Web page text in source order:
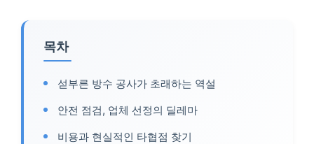
목차
섣부른 방수 공사가 초래하는 역설
안전 점검, 업체 선정의 딜레마
비용과 현실적인 타협점 찾기